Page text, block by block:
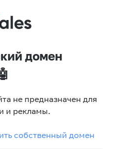
домен
не предназначен для
и рекламы.
собственный домен